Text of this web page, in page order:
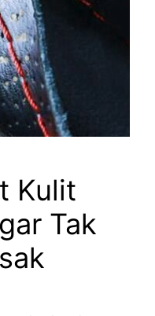
Kulit
Tak